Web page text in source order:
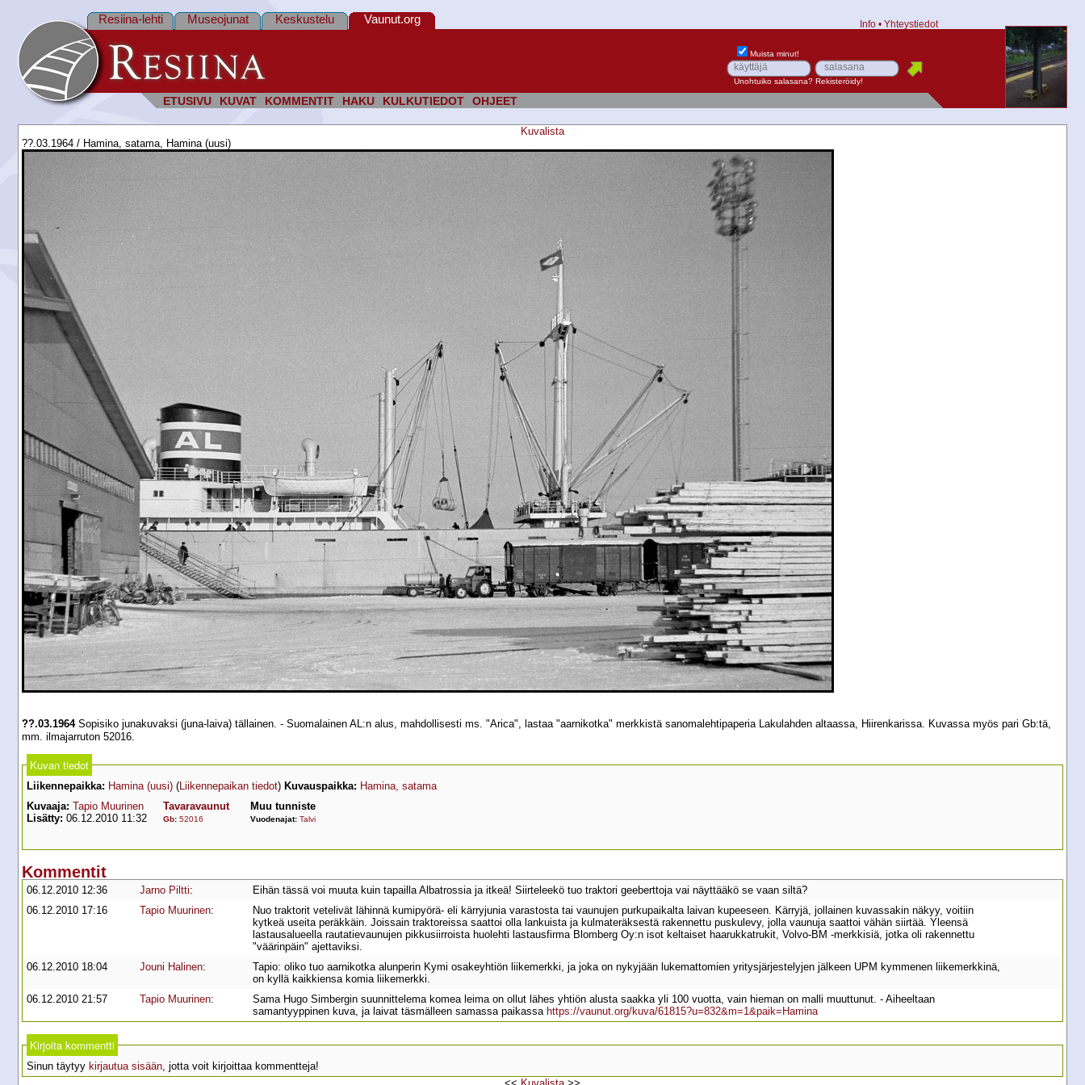
ETUSIVU KUVAT KOMMENTIT HAKU KULKUTIEDOT OHJEET
Resiina-lehti Museojunat Keskustelu Vaunut.org Info • Yhteystiedot
Muista minut!
Unohtuiko salasana? Rekisteröidy!
Kuvalista
??.03.1964 / Hamina, satama, Hamina (uusi)
??.03.1964Sopisiko junakuvaksi (juna-laiva) tällainen. - Suomalainen AL:n alus, mahdollisesti ms. "Arica", lastaa "aarnikotka" merkkistä sanomalehtipaperia Lakulahden altaassa, Hiirenkarissa. Kuvassa myös pari Gb:tä,
mm. ilmajarruton 52016.
Kuvan tiedot
Liikennepaikka: Hamina (uusi) (Liikennepaikan tiedot) Kuvauspaikka: Hamina, satama
Kuvaaja: Tapio Muurinen
Lisätty: 06.12.2010 11:32
Tavaravaunut
Gb: 52016
Muu tunniste
Vuodenajat: Talvi
Kommentit
06.12.2010 12:36 Jarno Piltti:
Eihän tässä voi muuta kuin tapailla Albatrossia ja itkeä! Siirteleekö tuo traktori geeberttoja vai näyttääkö se vaan siltä?
06.12.2010 17:16
Tapio Muurinen:
Nuo traktorit vetelivät lähinnä kumipyörä- eli kärryjunia varastosta tai vaunujen purkupaikalta laivan kupeeseen. Kärryjä, jollainen kuvassakin näkyy, voitiin
kytkeä useita peräkkäin. Joissain traktoreissa saattoi olla lankuista ja kulmateräksestä rakennettu puskulevy, jolla vaunuja saattoi vähän siirtää. Yleensä
lastausalueella rautatievaunujen pikkusiirroista huolehti lastausfirma Blomberg Oy:n isot keltaiset haarukkatrukit, Volvo-BM -merkkisiä, jotka oli rakennettu
"väärinpäin" ajettaviksi.
06.12.2010 18:04
Jouni Halinen:
Tapio: oliko tuo aarnikotka alunperin Kymi osakeyhtiön liikemerkki, ja joka on nykyjään lukemattomien yritysjärjestelyjen jälkeen UPM kymmenen liikemerkkinä,
on kyllä kaikkiensa komia liikemerkki.
06.12.2010 21:57
Tapio Muurinen:
Sama Hugo Simbergin suunnittelema komea leima on ollut lähes yhtiön alusta saakka yli 100 vuotta, vain hieman on malli muuttunut. - Aiheeltaan
samantyyppinen kuva, ja laivat täsmälleen samassa paikassa https://vaunut.org/kuva/61815?u=832&m=1&paik=Hamina
Kirjoita kommentti
Sinun täytyy kirjautua sisään, jotta voit kirjoittaa kommentteja!